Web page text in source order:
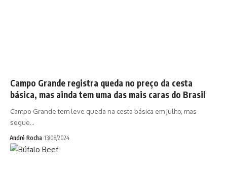
Campo Grande registra queda no preço da cesta
básica, mas ainda tem uma das mais caras do Brasil
Campo Grande tem leve queda na cesta básica em julho, mas
segue…
André Rocha 13/08/2024